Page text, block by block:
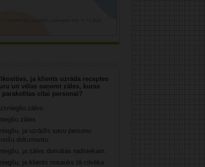
ja klients uzrāda receptes
un vēlas saņemt zāles, kuras
parakstītas citai personai?
zāles.
zāles.
ja uzrādīs savu personu
dokumentu.
ja zāles domātas radiniekam.
ja klients nosauks tā cilvēka